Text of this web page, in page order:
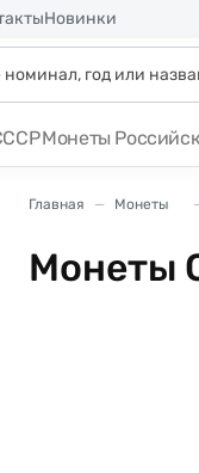
Новинки
Монеты
Главная Монеты
Монеты